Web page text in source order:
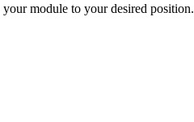
module to your desired position.